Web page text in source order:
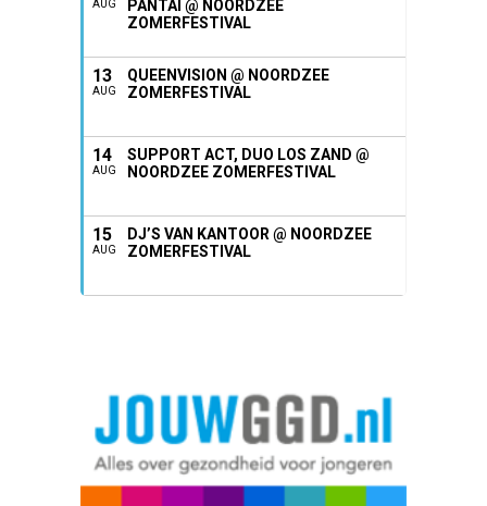
AUG
PANTAI @ NOORDZEE
ZOMERFESTIVAL
13
AUG
QUEENVISION @ NOORDZEE
ZOMERFESTIVAL
14
AUG
SUPPORT ACT, DUO LOS ZAND @
NOORDZEE ZOMERFESTIVAL
15
AUG
DJ’S VAN KANTOOR @ NOORDZEE
ZOMERFESTIVAL